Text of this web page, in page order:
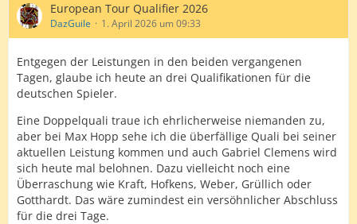
European Tour Qualifier 2026
DazGuile 1. April 2026 um 09:33
Entgegen der Leistungen in den beiden vergangenen
Tagen, glaube ich heute an drei Qualifikationen für die
deutschen Spieler.
Eine Doppelquali traue ich ehrlicherweise niemanden zu,
aber bei Max Hopp sehe ich die überfällige Quali bei seiner
aktuellen Leistung kommen und auch Gabriel Clemens wird
sich heute mal belohnen. Dazu vielleicht noch eine
Überraschung wie Kraft, Hofkens, Weber, Grüllich oder
Gotthardt. Das wäre zumindest ein versöhnlicher Abschluss
für die drei Tage.